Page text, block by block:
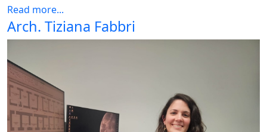
Read more...
Arch. Tiziana Fabbri